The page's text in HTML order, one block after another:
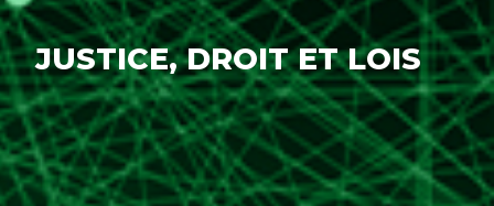
JUSTICE, DROIT ET LOIS